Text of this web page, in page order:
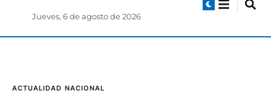
Jueves, 6 de agosto de 2026
ACTUALIDAD NACIONAL